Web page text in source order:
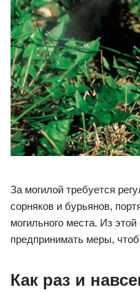
За могилой требуется
сорняков и бурьянов,
могильного места. Из
предпринимать меры,
Как раз и